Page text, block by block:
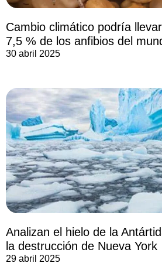
Cambio climático podría
7,5 % de los anfibios del
30 abril 2025
Analizan el hielo de la
la destrucción de Nueva York
29 abril 2025